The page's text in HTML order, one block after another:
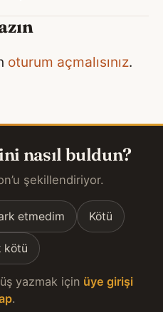
oturum açmalısınız.
nasıl buldun?
şekillendiriyor.
etmedim Kötü
kötü
yazmak için üye girişi
.